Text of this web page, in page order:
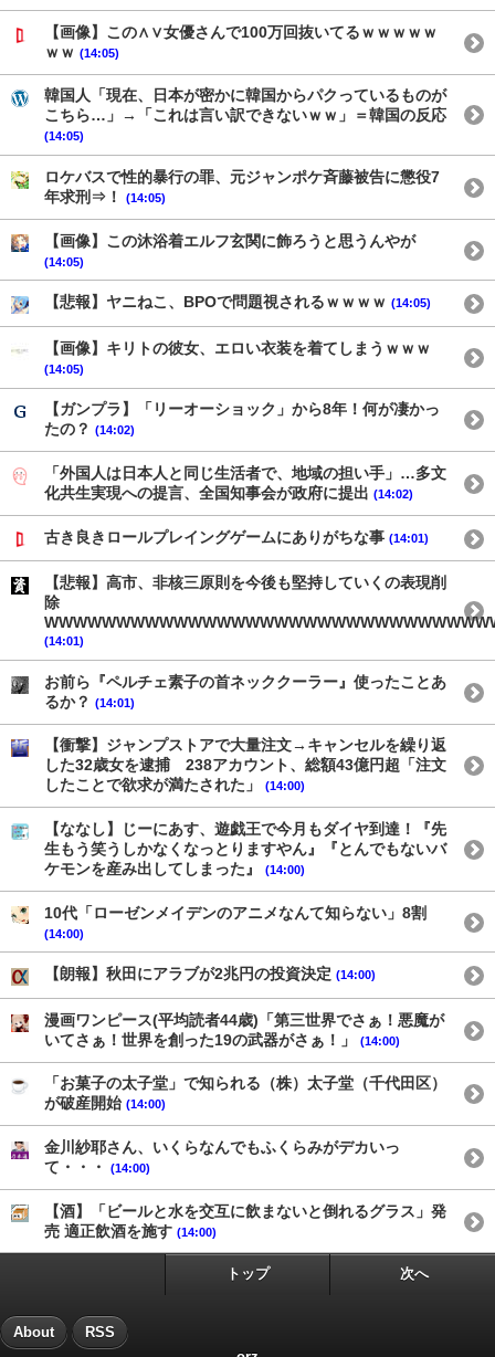
【画像】この∧∨女優さんで100万回抜いてるｗｗｗｗｗ
ｗｗ (14:05)
韓国人「現在、日本が密かに韓国からパクっているものが
こちら…」→「これは言い訳できないｗｗ」＝韓国の反応
(14:05)
ロケバスで性的暴行の罪、元ジャンポケ斉藤被告に懲役7
年求刑⇒！
(14:05)
【画像】この沐浴着エルフ玄関に飾ろうと思うんやが
(14:05)
【悲報】ヤニねこ、BPOで問題視されるｗｗｗｗ (14:05)
【画像】キリトの彼女、エロい衣装を着てしまうｗｗｗ
(14:05)
【ガンプラ】「リーオーショック」から8年！何が凄かっ
たの？ (14:02)
「外国人は日本人と同じ生活者で、地域の担い手」…多文
化共生実現への提言、全国知事会が政府に提出 (14:02)
古き良きロールプレイングゲームにありがちな事 (14:01)
【悲報】高市、非核三原則を今後も堅持していくの表現削
除
(14:01)
お前ら『ペルチェ素子の首ネッククーラー』使ったことあ
るか？ (14:01)
【衝撃】ジャンプストアで大量注文→キャンセルを繰り返
した32歳女を逮捕 238アカウント、総額43億円超「注文
したことで欲求が満たされた」
(14:00)
【ななし】じーにあす、遊戯王で今月もダイヤ到達！『先
生もう笑うしかなくなっとりますやん』『とんでもないバ
ケモンを産み出してしまった』
(14:00)
10代「ローゼンメイデンのアニメなんて知らない」8割
(14:00)
【朗報】秋田にアラブが2兆円の投資決定 (14:00)
漫画ワンピース(平均読者44歳)「第三世界でさぁ！悪魔が
いてさぁ！世界を創った19の武器がさぁ！」
(14:00)
「お菓子の太子堂」で知られる（株）太子堂（千代田区）
が破産開始 (14:00)
金川紗耶さん、いくらなんでもふくらみがデカいっ
て・・・
(14:00)
【酒】「ビールと水を交互に飲まないと倒れるグラス」発
売 適正飲酒を施す (14:00)
トップ 次へ
About RSS